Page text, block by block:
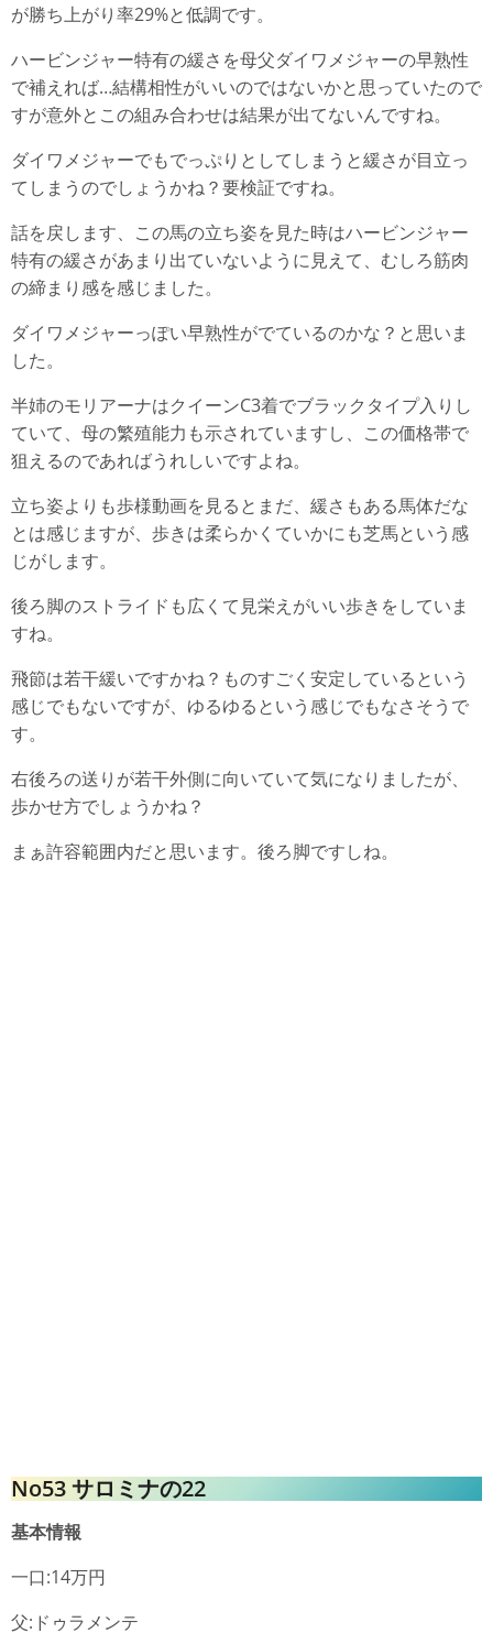
が勝ち上がり率29%と低調です。
ハービンジャー特有の緩さを母父ダイワメジャーの早熟性
で補えれば…結構相性がいいのではないかと思っていたので
すが意外とこの組み合わせは結果が出てないんですね。
ダイワメジャーでもでっぷりとしてしまうと緩さが目立っ
てしまうのでしょうかね？要検証ですね。
話を戻します、この馬の立ち姿を見た時はハービンジャー
特有の緩さがあまり出ていないように見えて、むしろ筋肉
の締まり感を感じました。
ダイワメジャーっぽい早熟性がでているのかな？と思いま
した。
半姉のモリアーナはクイーンC3着でブラックタイプ入りし
ていて、母の繁殖能力も示されていますし、この価格帯で
狙えるのであればうれしいですよね。
立ち姿よりも歩様動画を見るとまだ、緩さもある馬体だな
とは感じますが、歩きは柔らかくていかにも芝馬という感
じがします。
後ろ脚のストライドも広くて見栄えがいい歩きをしていま
すね。
飛節は若干緩いですかね？ものすごく安定しているという
感じでもないですが、ゆるゆるという感じでもなさそうで
す。
右後ろの送りが若干外側に向いていて気になりましたが、
歩かせ方でしょうかね？
まぁ許容範囲内だと思います。後ろ脚ですしね。
No53 サロミナの22
基本情報
一口:14万円
父:ドゥラメンテ